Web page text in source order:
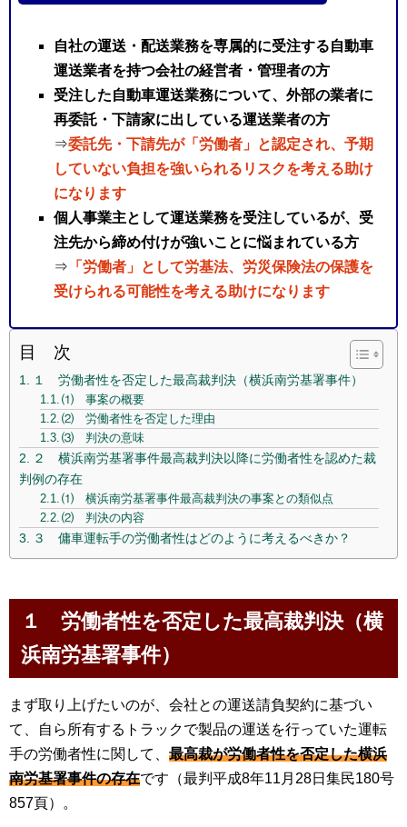
自社の運送・配送業務を専属的に受注する自動車
運送業者を持つ会社の経営者・管理者の方
受注した自動車運送業務について、外部の業者に
再委託・下請家に出している運送業者の方
⇒委託先・下請先が「労働者」と認定され、予期
していない負担を強いられるリスクを考える助け
になります
個人事業主として運送業務を受注しているが、受
注先から締め付けが強いことに悩まれている方
⇒ 「労働者」として労基法、労災保険法の保護を
受けられる可能性を考える助けになります
目 次
１ 労働者性を否定した最高裁判決（横浜南労基署事件）
⑴ 事案の概要
⑵ 労働者性を否定した理由
⑶ 判決の意味
２ 横浜南労基署事件最高裁判決以降に労働者性を認めた裁
判例の存在
⑴ 横浜南労基署事件最高裁判決の事案との類似点
⑵ 判決の内容
３ 傭車運転手の労働者性はどのように考えるべきか？
１ 労働者性を否定した最高裁判決（横
浜南労基署事件）
まず取り上げたいのが、会社との運送請負契約に基づい
て、自ら所有するトラックで製品の運送を行っていた運転
手の労働者性に関して、 最高裁が労働者性を否定した横浜
南労基署事件の存在です（最判平成8年11月28日集民180号
857頁）。